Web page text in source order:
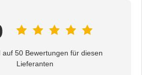
auf 50 Bewertungen für diesen
Lieferanten